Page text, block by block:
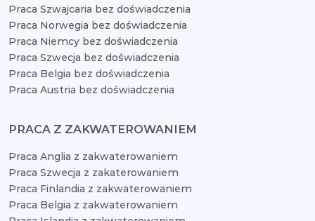
Praca Szwajcaria bez doświadczenia
Praca Norwegia bez doświadczenia
Praca Niemcy bez doświadczenia
Praca Szwecja bez doświadczenia
Praca Belgia bez doświadczenia
Praca Austria bez doświadczenia
PRACA Z ZAKWATEROWANIEM
Praca Anglia z zakwaterowaniem
Praca Szwecja z zakaterowaniem
Praca Finlandia z zakwaterowaniem
Praca Belgia z zakwaterowaniem